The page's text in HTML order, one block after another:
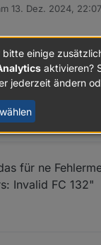
13. Dez. 2024, 22:07
von
für ne
Invalid FC 132"
bitte einige
aktivieren?
jederzeit ändern